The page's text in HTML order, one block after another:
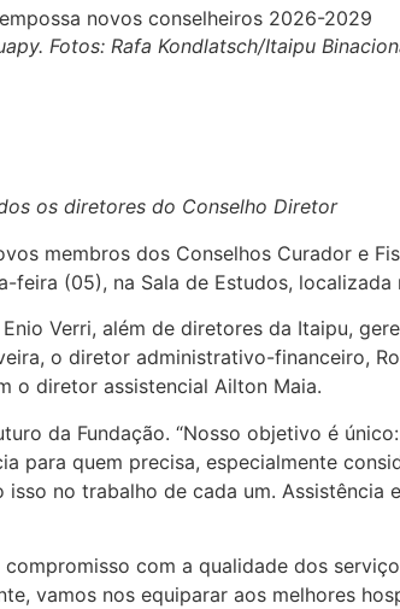
Fotos: Rafa Kondlatsch/Itaipu
os diretores do Conselho Diretor
membros dos Conselhos Curador e
(05), na Sala de Estudos, localizada
Verri, além de diretores da Itaipu,
o diretor administrativo-financeiro,
o diretor assistencial Ailton Maia.
da Fundação. “Nosso objetivo é
para quem precisa, especialmente
no trabalho de cada um. Assistência
com a qualidade dos
vamos nos equiparar aos melhores